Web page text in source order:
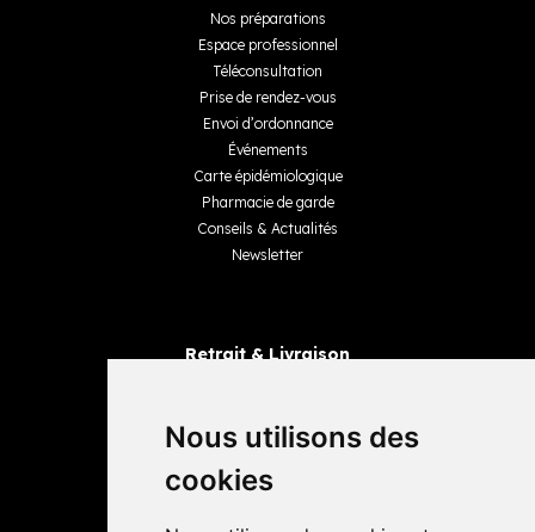
Nous utilisons des
cookies
Nos préparations
Espace professionnel
Téléconsultation
Prise de rendez-vous
Envoi d’ordonnance
Événements
Carte épidémiologique
Pharmacie de garde
Conseils & Actualités
Newsletter
Retrait & Livraison
Livraisons